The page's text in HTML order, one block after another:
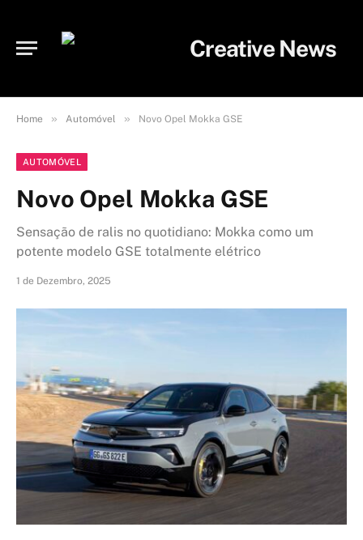
Home » Automóvel » Novo Opel Mokka GSE
AUTOMÓVEL
Novo Opel Mokka GSE
Sensação de ralis no quotidiano: Mokka como um
potente modelo GSE totalmente elétrico
1 de Dezembro, 2025